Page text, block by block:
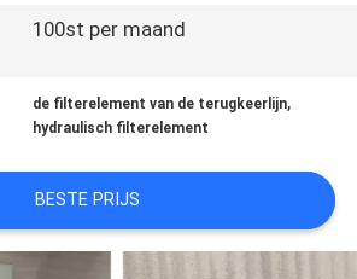
100st per maand
de filterelement van de terugkeerlijn,
hydraulisch filterelement
BESTE PRIJS